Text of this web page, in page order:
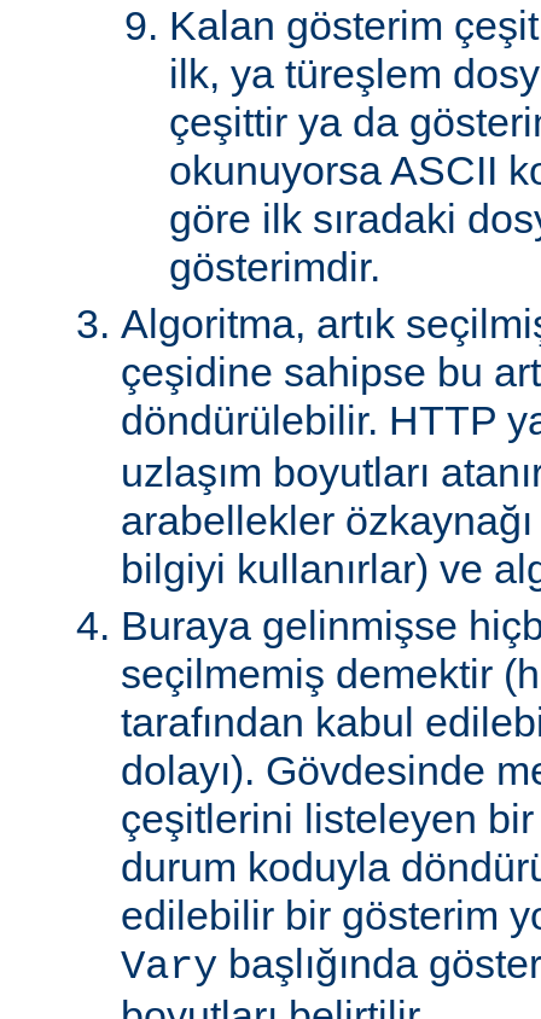
Kalan gösterim
ilk, ya türeşlem
çeşittir ya da
okunuyorsa ASCII
göre ilk sıradaki
gösterimdir.
Algoritma, artık
çeşidine sahipse bu
döndürülebilir. HTTP
uzlaşım boyutları
arabellekler
bilgiyi kullanırlar) ve
Buraya gelinmişse
seçilmemiş demektir
tarafından kabul
dolayı). Gövdesinde
çeşitlerini listeleyen
durum koduyla
edilebilir bir gösterim
Vary başlığında